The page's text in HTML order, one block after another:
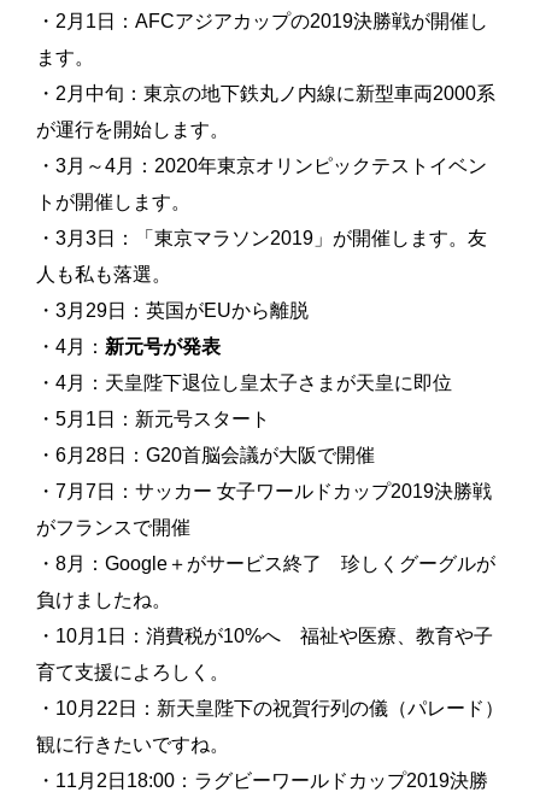
・2月1日：AFCアジアカップの2019決勝戦が開催し
ます。
・2月中旬：東京の地下鉄丸ノ内線に新型車両2000系
が運行を開始します。
・3月～4月：2020年東京オリンピックテストイベン
トが開催します。
・3月3日：「東京マラソン2019」が開催します。友
人も私も落選。
・3月29日：英国がEUから離脱
・4月： 新元号が発表
・4月：天皇陛下退位し皇太子さまが天皇に即位
・5月1日：新元号スタート
・6月28日：G20首脳会議が大阪で開催
・7月7日：サッカー 女子ワールドカップ2019決勝戦
がフランスで開催
・8月：Google＋がサービス終了 珍しくグーグルが
負けましたね。
・10月1日：消費税が10%へ 福祉や医療、教育や子
育て支援によろしく。
・10月22日：新天皇陛下の祝賀行列の儀（パレード）
観に行きたいですね。
・11月2日18:00：ラグビーワールドカップ2019決勝